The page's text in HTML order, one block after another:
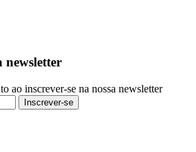
newsletter
ao inscrever-se na nossa newsletter
Inscrever-se